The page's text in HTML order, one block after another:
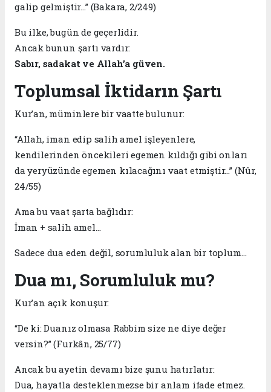
galip gelmiştir…” (Bakara, 2/249)
Bu ilke, bugün de geçerlidir.
Ancak bunun şartı vardır:
Sabır, sadakat ve Allah’a güven.
Toplumsal İktidarın Şartı
Kur’an, müminlere bir vaatte bulunur:
“Allah, iman edip salih amel işleyenlere,
kendilerinden öncekileri egemen kıldığı gibi onları
da yeryüzünde egemen kılacağını vaat etmiştir…” (Nûr,
24/55)
Ama bu vaat şarta bağlıdır:
İman + salih amel…
Sadece dua eden değil, sorumluluk alan bir toplum…
Dua mı, Sorumluluk mu?
Kur’an açık konuşur:
“De ki: Duanız olmasa Rabbim size ne diye değer
versin?” (Furkân, 25/77)
Ancak bu ayetin devamı bize şunu hatırlatır:
Dua, hayatla desteklenmezse bir anlam ifade etmez.